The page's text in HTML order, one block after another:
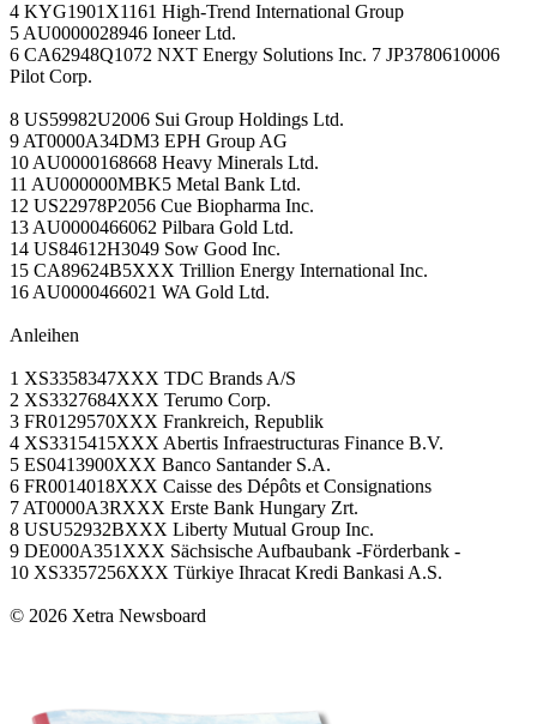
4 KYG1901X1161 High-Trend International Group
5 AU0000028946 Ioneer Ltd.
6 CA62948Q1072 NXT Energy Solutions Inc. 7 JP3780610006
Pilot Corp.
8 US59982U2006 Sui Group Holdings Ltd.
9 AT0000A34DM3 EPH Group AG
10 AU0000168668 Heavy Minerals Ltd.
11 AU000000MBK5 Metal Bank Ltd.
12 US22978P2056 Cue Biopharma Inc.
13 AU0000466062 Pilbara Gold Ltd.
14 US84612H3049 Sow Good Inc.
15 CA89624B5XXX Trillion Energy International Inc.
16 AU0000466021 WA Gold Ltd.
Anleihen
1 XS3358347XXX TDC Brands A/S
2 XS3327684XXX Terumo Corp.
3 FR0129570XXX Frankreich, Republik
4 XS3315415XXX Abertis Infraestructuras Finance B.V.
5 ES0413900XXX Banco Santander S.A.
6 FR0014018XXX Caisse des Dépôts et Consignations
7 AT0000A3RXXX Erste Bank Hungary Zrt.
8 USU52932BXXX Liberty Mutual Group Inc.
9 DE000A351XXX Sächsische Aufbaubank -Förderbank -
10 XS3357256XXX Türkiye Ihracat Kredi Bankasi A.S.
© 2026 Xetra Newsboard